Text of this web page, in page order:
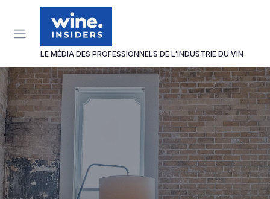
LE MÉDIA DES PROFESSIONNELS DE L'INDUSTRIE DU VIN
Panneau de gestion des cookies